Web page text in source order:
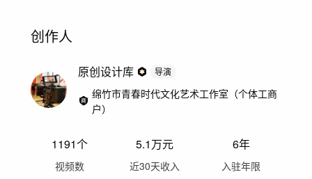
创作人
原创设计库 导演
绵竹市青春时代文化艺术工作室（个体工商
户）
1191个
视频数
5.1万元
近30天收入
6年
入驻年限